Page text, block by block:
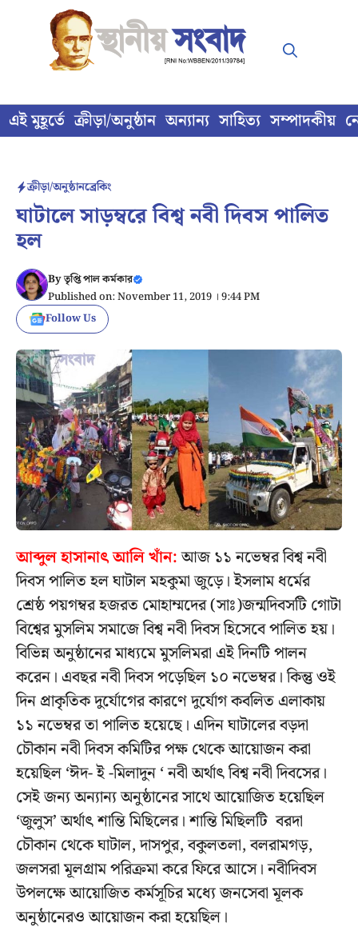
content
এই মুহূর্তে ক্রীড়া/অনুষ্ঠান অন্যান্য সাহিত্য সম্পাদকীয়
ক্রীড়া/অনুষ্ঠানব্রেকিং
ঘাটালে সাড়ম্বরে বিশ্ব নবী দিবস পালিত
হল
Byতৃপ্তি পাল কর্মকার
Published on: November 11, 2019 । 9:44 PM
Follow Us
আব্দুল হাসানাৎ আলি খাঁন:আজ ১১ নভেম্বর বিশ্ব নবী
দিবস পালিত হল ঘাটাল মহকুমা জুড়ে। ইসলাম ধর্মের
শ্রেষ্ঠ পয়গম্বর হজরত মোহাম্মদের (সাঃ)জন্মদিবসটি গোটা
বিশ্বের মুসলিম সমাজে বিশ্ব নবী দিবস হিসেবে পালিত হয়।
বিভিন্ন অনুষ্ঠানের মাধ্যমে মুসলিমরা এই দিনটি পালন
করেন। এবছর নবী দিবস পড়েছিল ১০ নভেম্বর। কিন্তু ওই
দিন প্রাকৃতিক দুর্যোগের কারণে দুর্যোগ কবলিত এলাকায়
১১ নভেম্বর তা পালিত হয়েছে। এদিন ঘাটালের বড়দা
চৌকান নবী দিবস কমিটির পক্ষ থেকে আয়োজন করা
হয়েছিল ‘ঈদ- ই -মিলাদুন ‘ নবী অর্থাৎ বিশ্ব নবী দিবসের।
সেই জন্য অন্যান্য অনুষ্ঠানের সাথে আয়োজিত হয়েছিল
‘জুলুস’ অর্থাৎ শান্তি মিছিলের। শান্তি মিছিলটি বরদা
চৌকান থেকে ঘাটাল, দাসপুর, বকুলতলা, বলরামগড়,
জলসরা মূলগ্রাম পরিক্রমা করে ফিরে আসে। নবীদিবস
উপলক্ষে আয়োজিত কর্মসূচির মধ্যে জনসেবা মূলক
অনুষ্ঠানেরও আয়োজন করা হয়েছিল।